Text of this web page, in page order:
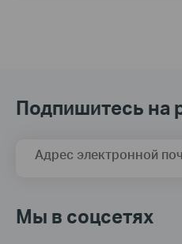
Подпишитесь на
Адрес электронной
Мы в соцсетях